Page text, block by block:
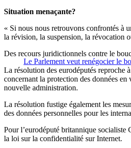
Situation menaçante?
« Si nous nous retrouvons confrontés à
la révision, la suspension, la révocation
Le Parlement veut renégocier le
Des recours juridictionnels contre le
La résolution des eurodéputés reproche
concernant la protection des données en
nouvelle administration.
La résolution fustige également les
des données personnelles pour les
Pour l’eurodéputé britannique socialiste
la loi sur la confidentialité sur Internet.